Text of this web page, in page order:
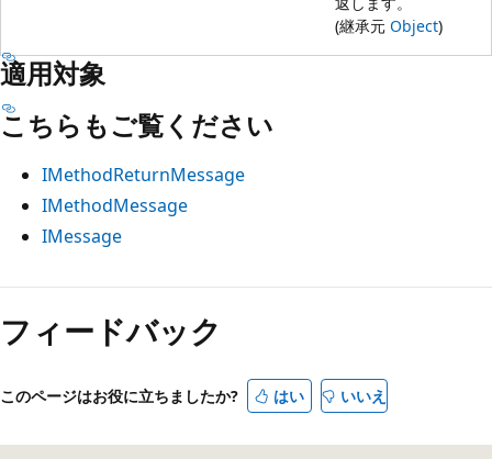
(継承元 Object)
適用対象
こちらもご覧ください
IMethodReturnMessage
IMethodMessage
IMessage
フィードバック
このページはお役に立ちましたか? はい いいえ